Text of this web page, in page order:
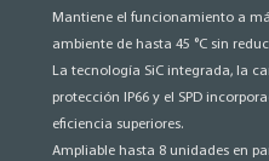
Mantiene el funcionamiento a
ambiente de hasta 45 °C sin
La tecnología SiC integrada, la
protección IP66 y el SPD
eficiencia superiores.
Ampliable hasta 8 unidades en